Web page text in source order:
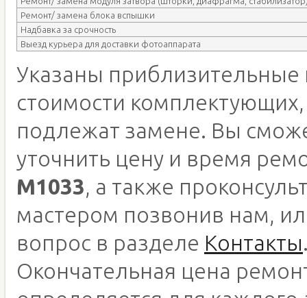
Ремонт/ замена блока вспышки
Надбавка за срочность
Выезд курьера для доставки фотоаппарата
Указаны приблизительные
стоимости
подлежат замене. Вы
уточнить цену и время
M1033, а также
мастером позвонив нам,
вопрос в разделе Контакты
Окончательная цена